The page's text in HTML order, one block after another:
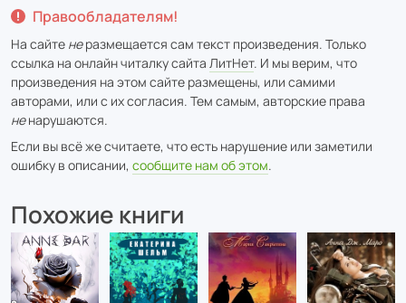
Правообладателям!
На сайте неразмещается сам текст произведения. Только
ссылка на онлайн читалку сайта ЛитНет. И мы верим, что
произведения на этом сайте размещены, или самими
авторами, или с их согласия. Тем самым, авторские права
ненарушаются.
Если вы всё же считаете, что есть нарушение или заметили
ошибку в описании, сообщите нам об этом.
Похожие книги